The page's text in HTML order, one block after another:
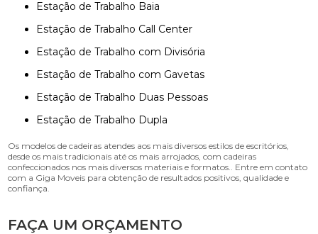
Estação de Trabalho Baia
Estação de Trabalho Call Center
Estação de Trabalho com Divisória
Estação de Trabalho com Gavetas
Estação de Trabalho Duas Pessoas
Estação de Trabalho Dupla
Os modelos de cadeiras atendes aos mais diversos estilos de escritórios,
desde os mais tradicionais até os mais arrojados, com cadeiras
confeccionados nos mais diversos materiais e formatos.. Entre em contato
com a Giga Moveis para obtenção de resultados positivos, qualidade e
confiança.
FAÇA UM ORÇAMENTO